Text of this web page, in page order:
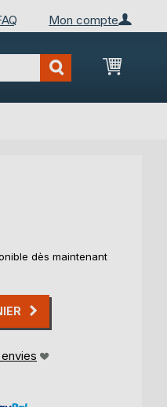
Mon compte
Mon
dès maintenant